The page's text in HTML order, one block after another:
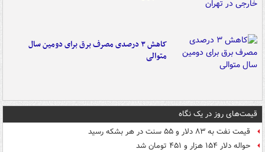
کاهش ۳ درصدی مصرف برق برای دومین سال
متوالی
قیمت‌های روز در یک نگاه
قیمت نفت به ۸۳ دلار و ۵۵ سنت در هر بشکه رسید
حواله دلار ۱۵۴ هزار و ۴۵۱ تومان شد